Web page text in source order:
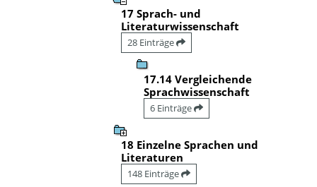
17 Sprach- und
Literaturwissenschaft
28 Einträge
17.14 Vergleichende
Sprachwissenschaft
6 Einträge
18 Einzelne Sprachen und
Literaturen
148 Einträge